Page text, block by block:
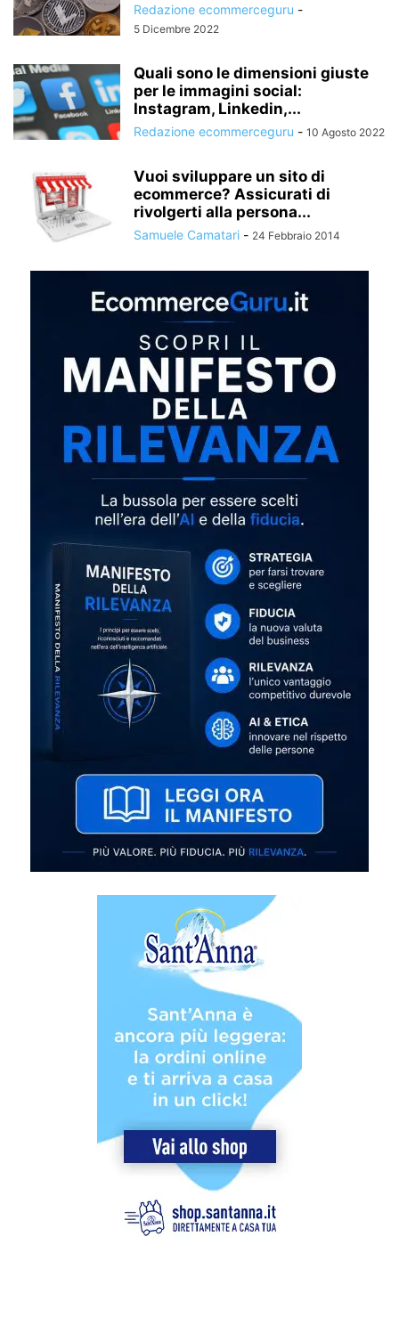
Redazione ecommerceguru -
5 Dicembre 2022
Quali sono le dimensioni giuste
per le immagini social:
Instagram, Linkedin,...
Redazione ecommerceguru - 10 Agosto 2022
Vuoi sviluppare un sito di
ecommerce? Assicurati di
rivolgerti alla persona...
Samuele Camatari - 24 Febbraio 2014